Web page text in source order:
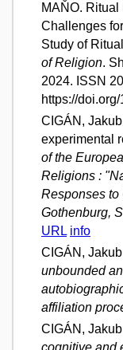
MAŇO.
Challenges
Study of
of Religion.
2024. ISSN
https://
CIGÁN,
experimental
of the
Religions :
Responses to
Gothenburg,
URL info
CIGÁN,
unbounded
affiliation
CIGÁN,
cognitive and